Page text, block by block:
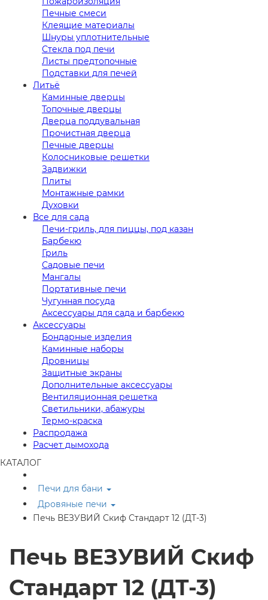
Печные смеси
Клеящие материалы
Шнуры уплотнительные
Стекла под печи
Листы предтопочные
Подставки для печей
Литьё
Каминные дверцы
Топочные дверцы
Дверца поддувальная
Прочистная дверца
Печные дверцы
Колосниковые решетки
Задвижки
Плиты
Монтажные рамки
Духовки
Все для сада
Печи-гриль, для пиццы, под казан
Барбекю
Гриль
Садовые печи
Мангалы
Портативные печи
Чугунная посуда
Аксессуары для сада и барбекю
Аксессуары
Бондарные изделия
Каминные наборы
Дровницы
Защитные экраны
Дополнительные аксессуары
Вентиляционная решетка
Светильники, абажуры
Термо-краска
Распродажа
Расчет дымохода
КАТАЛОГ
Печи для бани
Дровяные печи
Печь ВЕЗУВИЙ Скиф Стандарт 12 (ДТ-3)
Печь ВЕЗУВИЙ Скиф
Стандарт 12 (ДТ-3)